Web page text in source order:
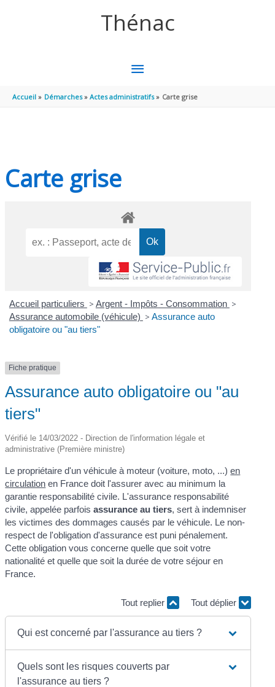
Thénac
MENU
PRINCIPAL
Accueil Démarches Actes administratifs Carte grise
Carte grise
Accueil particuliers > Argent - Impôts - Consommation >
Assurance automobile (véhicule) > Assurance auto
obligatoire ou "au tiers"
Fiche pratique
Assurance auto obligatoire ou "au
tiers"
Vérifié le 14/03/2022 - Direction de l'information légale et
administrative (Première ministre)
Le propriétaire d'un véhicule à moteur (voiture, moto, ...)en
circulation en France doit l'assurer avec au minimum la
garantie responsabilité civile. L'assurance responsabilité
civile, appelée parfoisassurance au tiers, sert à indemniser
les victimes des dommages causés par le véhicule. Le non-
respect de l'obligation d'assurance est puni pénalement.
Cette obligation vous concerne quelle que soit votre
nationalité et quelle que soit la durée de votre séjour en
France.
Tout replier Tout déplier
Qui est concerné par l'assurance au tiers ?
Quels sont les risques couverts par
l'assurance au tiers ?